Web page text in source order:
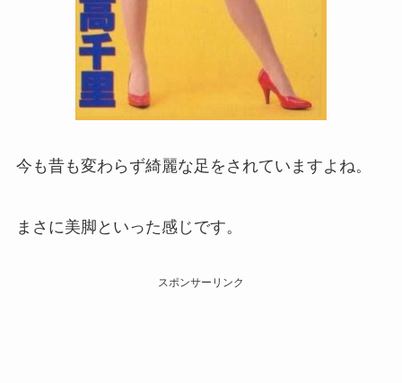
今も昔も変わらず綺麗な足をされていますよね。
まさに美脚といった感じです。
スポンサーリンク